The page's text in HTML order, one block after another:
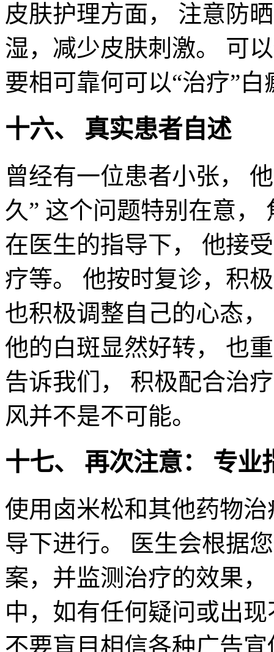
皮肤护理方面， 注意防
湿，减少皮肤刺激。 可
要相可靠何可以“治疗”
十六、 真实患者自述
曾经有一位患者小张，
久” 这个问题特别在意，
在医生的指导下， 他接
疗等。 他按时复诊，积
也积极调整自己的心态
他的白斑显然好转， 也
告诉我们， 积极配合治
风并不是不可能。
十七、 再次注意： 专业
使用卤米松和其他药物
导下进行。 医生会根据
案，并监测治疗的效果
中，如有任何疑问或出
不要盲目相信各种广告